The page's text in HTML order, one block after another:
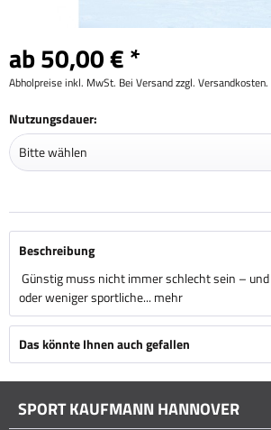
ab 50,00 € *
Abholpreise inkl. MwSt. Bei Versand zzgl. Versandkosten.
Nutzungsdauer:
Beschreibung
Günstig muss nicht immer schlecht sein –
oder weniger sportliche... mehr
Das könnte Ihnen auch gefallen
SPORT KAUFMANN HANNOVER